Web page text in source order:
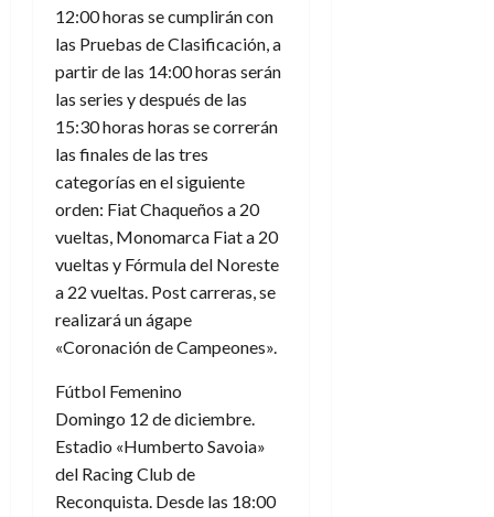
12:00 horas se cumplirán con
las Pruebas de Clasificación, a
partir de las 14:00 horas serán
las series y después de las
15:30 horas horas se correrán
las finales de las tres
categorías en el siguiente
orden: Fiat Chaqueños a 20
vueltas, Monomarca Fiat a 20
vueltas y Fórmula del Noreste
a 22 vueltas. Post carreras, se
realizará un ágape
«Coronación de Campeones».
Fútbol Femenino
Domingo 12 de diciembre.
Estadio «Humberto Savoia»
del Racing Club de
Reconquista. Desde las 18:00